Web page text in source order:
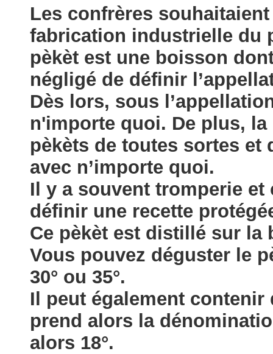
Les confrères
fabrication industrielle du
pèkèt est une boisson
négligé de définir
Dès lors, sous
n'importe quoi. De plus,
pèkèts de toutes sortes et
avec n’importe quoi.
Il y a souvent tromperie
définir une recette
Ce pèkèt est distillé sur la
Vous pouvez déguster le
30° ou 35°.
Il peut également
prend alors la
alors 18°.